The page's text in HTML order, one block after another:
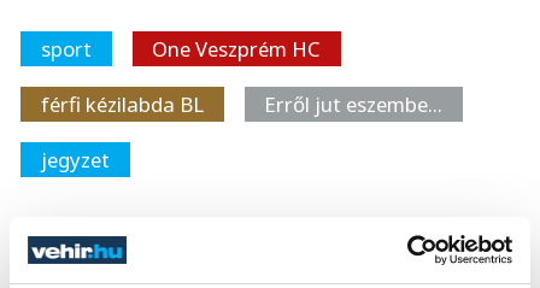
sport
One Veszprém HC
férfi kézilabda BL
Erről jut eszembe…
jegyzet